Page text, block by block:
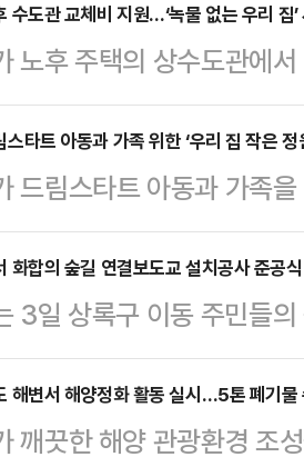
금리는 약정 시기와 방식,
시점의 수치만으로 비교하
체는 지난해 12월 ‘지방회
에 따라 경기도의 31개
를 각각 공개했다.안산시
수도관 교체비 지원…‘녹물 없는 우리 집
노후 주택의 상수도관에
급을 위해 ‘녹물 없는 우
일, 준공 후 20년 이상이
관 노후로 녹물 출수나 수
로 사업을 진행한다고 밝
수관 100세대와 공동주
.지원금은 세대별로 옥내
타트 아동과 가족 위한 ‘우리 집 작은 정
드림스타트 아동과 가족
작은 정원’을 운영하고
주 2회 안산시 드림스타
참가자들은 식물을 활용
상, 가족 간 유대감 강화
과 가족들이 직접 테라리
을 가졌다.한 참가자는 “
화합의 숲길 연결보도교 설치공사 준공
3일 상록구 이동 주민들
식을 개최했다고 밝혔다.
지를 연결하는 보도교가
로 기대된다.이번 사업은
해변서 해양정화 활동 실시…5톤 폐기물
깨끗한 해양 관광환경 조